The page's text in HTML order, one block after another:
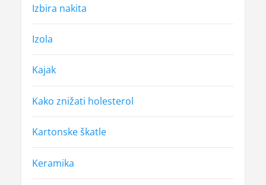
Izbira nakita
Izola
Kajak
Kako znižati holesterol
Kartonske škatle
Keramika